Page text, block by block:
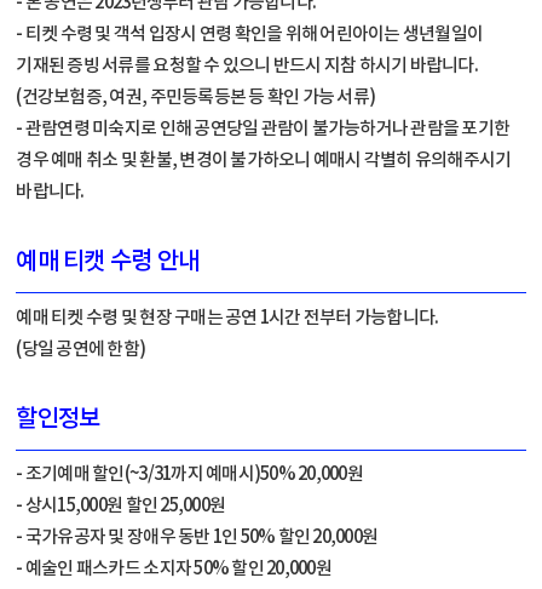
- 티켓 수령 및 객석 입장시 연령 확인을 위해 어린아이는 생년월일이
기재된 증빙 서류를 요청할 수 있으니 반드시 지참 하시기 바랍니다.
(건강보험증, 여권, 주민등록등본 등 확인 가능 서류)
- 관람연령 미숙지로 인해 공연당일 관람이 불가능하거나 관람을 포기한
경우 예매 취소 및 환불, 변경이 불가하오니 예매시 각별히 유의해주시기
바랍니다.
예매 티캣 수령 안내
예매 티켓 수령 및 현장 구매는 공연 1시간 전부터 가능합니다.
(당일 공연에 한함)
할인정보
- 조기예매 할인(~3/31까지 예매시)50% 20,000원
- 상시15,000원 할인 25,000원
- 국가유공자 및 장애우 동반 1인 50% 할인 20,000원
- 예술인 패스카드 소지자 50% 할인 20,000원